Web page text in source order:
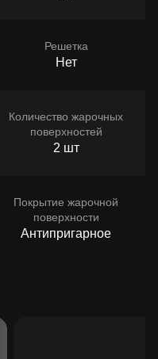
Решетка
Нет
Количество жарочных
поверхностей
2 шт
Покрытие жарочной
поверхности
Антипригарное